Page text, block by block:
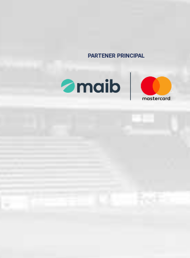
PARTENER PRINCIPAL